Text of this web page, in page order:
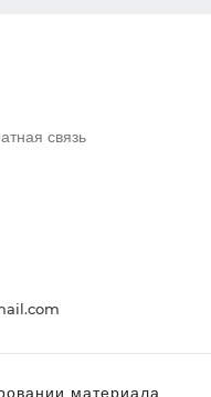
связь
материала,